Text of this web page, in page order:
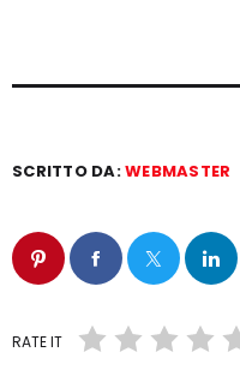
SCRITTO DA:WEBMASTER
RATE IT